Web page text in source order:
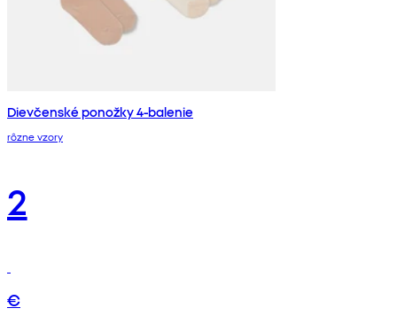
Dievčenské ponožky 4-balenie
rôzne vzory
2
€